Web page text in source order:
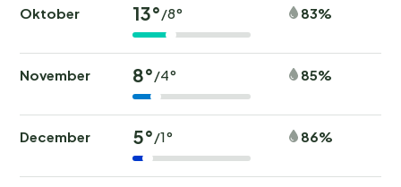
Oktober 13°/8° 83%
November 8°/4° 85%
December 5°/1° 86%